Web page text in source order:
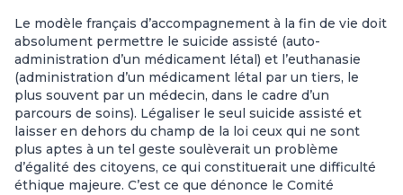
Le modèle français d’accompagnement à la fin de vie doit
absolument permettre le suicide assisté (auto-
administration d’un médicament létal) et l’euthanasie
(administration d’un médicament létal par un tiers, le
plus souvent par un médecin, dans le cadre d’un
parcours de soins). Légaliser le seul suicide assisté et
laisser en dehors du champ de la loi ceux qui ne sont
plus aptes à un tel geste soulèverait un problème
d’égalité des citoyens, ce qui constituerait une difficulté
éthique majeure. C’est ce que dénonce le Comité